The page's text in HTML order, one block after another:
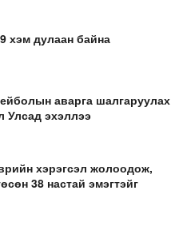
хэм дулаан байна
аварга шалгаруулах
Улсад эхэллээ
хэрэгсэл жолоодож,
38 настай эмэгтэйг